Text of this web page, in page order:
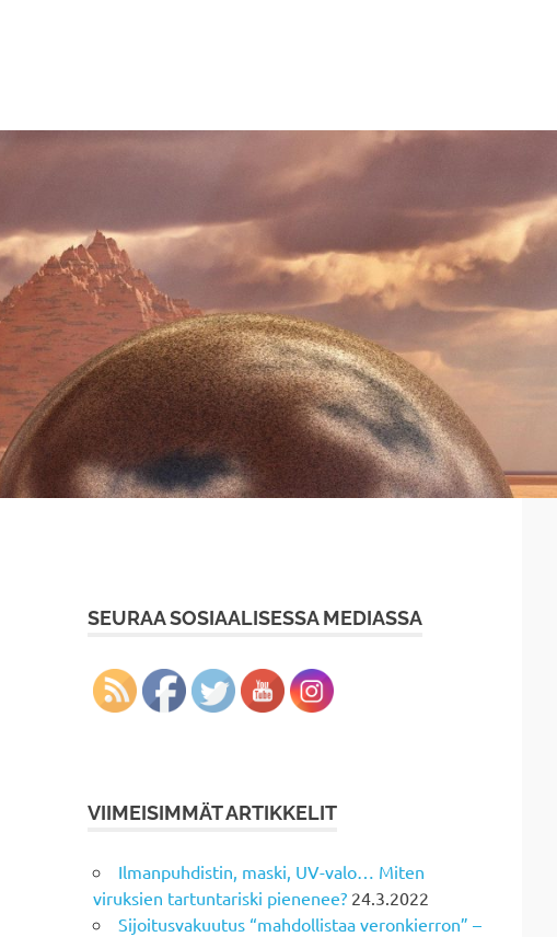
SEURAA SOSIAALISESSA MEDIASSA
VIIMEISIMMÄT ARTIKKELIT
Ilmanpuhdistin, maski, UV-valo… Miten
viruksien tartuntariski pienenee? 24.3.2022
Sijoitusvakuutus “mahdollistaa veronkierron” –